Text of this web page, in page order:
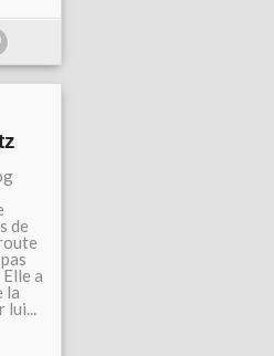
de
a
la
lui...